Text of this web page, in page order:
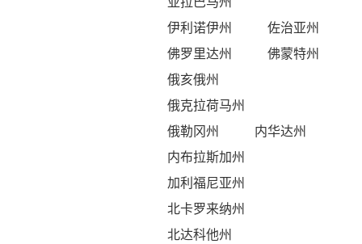
伊利诺伊州
佐治亚州
佛罗里达州
佛蒙特州
俄亥俄州
俄克拉荷马州
俄勒冈州
内华达州
内布拉斯加州
加利福尼亚州
北卡罗来纳州
北达科他州